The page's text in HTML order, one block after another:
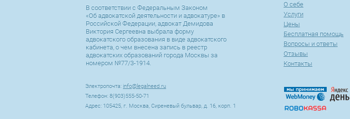
В соответствии с Федеральным Законом
«Об адвокатской деятельности и адвокатуре» в
Российской Федерации, адвокат Демидова
Виктория Сергеевна выбрала форму
адвокатского образования в виде адвокатского
кабинета, о чем внесена запись в реестр
адвокатских образований города Москвы за
номером №77/3-1914.
Электропочта: info@legalneed.ru
Телефон: 8(903)555-50-71
Адрес: 105425, г. Москва, Сиреневый бульвар, д. 16, корп. 1
О себе
Услуги
Цены
Бесплатная помощь
Вопросы и ответы
Отзывы
Контакты